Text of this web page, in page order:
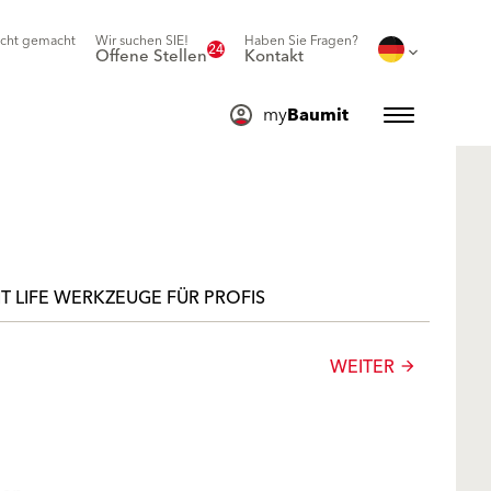
gemacht Wir suchen SIE!
Offene Stellen24 Haben Sie Fragen?
Kontakt
myBaumit
LIFE WERKZEUGE FÜR PROFIS
WEITER arrow_forward